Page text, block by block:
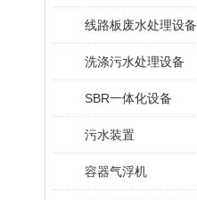
线路板废水处理设备
洗涤污水处理设备
SBR一体化设备
污水装置
容器气浮机